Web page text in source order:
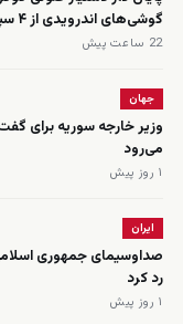
گوشی‌های اندرویدی از ۴ سپتامبر
22 ساعت پیش
جهان
وزیر خارجه سوریه برای
می‌رود
۱ روز پیش
ایران
صداوسیمای جمهوری
رد کرد
۱ روز پیش